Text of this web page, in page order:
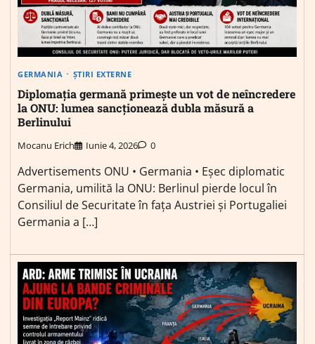
GERMANIA ȘTIRI EXTERNE
Diplomația germană primește un vot de neîncredere
la ONU: lumea sancționează dubla măsură a
Berlinului
Mocanu Erich Iunie 4, 2026 0
Advertisements ONU • Germania • Eșec diplomatic
Germania, umilită la ONU: Berlinul pierde locul în
Consiliul de Securitate în fața Austriei și Portugaliei
Germania a […]